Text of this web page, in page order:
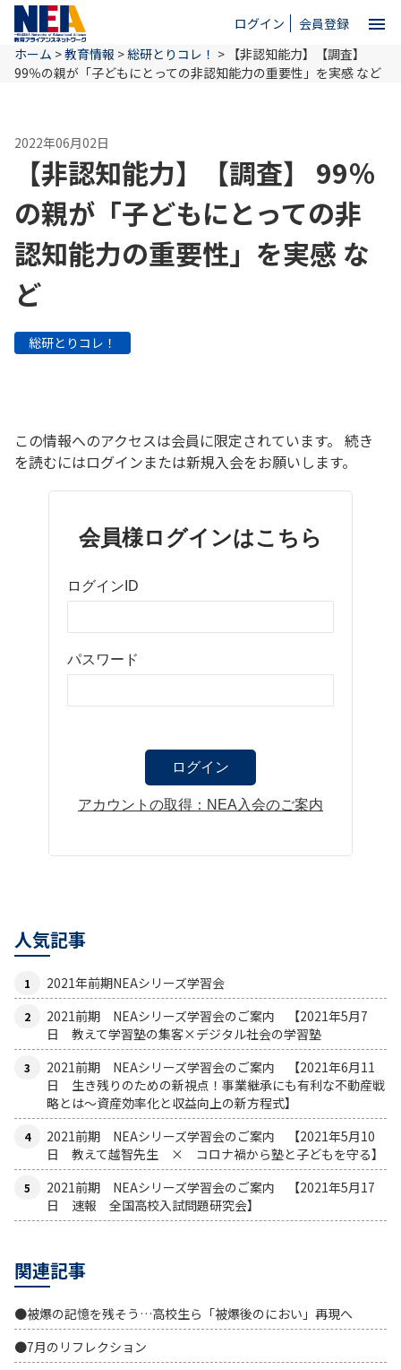
ログイン 会員登録 menu
close
ホーム
NEAとは
教育情報
ホーム >教育情報 >総研とりコレ！ > 【非認知能力】【調査】
99％の親が「子どもにとっての非認知能力の重要性」を実感 など
2022年06月02日
【非認知能力】【調査】 99％
の親が「子どもにとっての非
認知能力の重要性」を実感 な
ど
総研とりコレ！
この情報へのアクセスは会員に限定されています。 続き
を読むにはログインまたは新規入会をお願いします。
会員様ログインはこちら
ログインID
パスワード
アカウントの取得：NEA入会のご案内
人気記事
2021年前期NEAシリーズ学習会
2021前期 NEAシリーズ学習会のご案内 【2021年5月7
日 教えて学習塾の集客×デジタル社会の学習塾
2021前期 NEAシリーズ学習会のご案内 【2021年6月11
日 生き残りのための新視点！事業継承にも有利な不動産戦
略とは〜資産効率化と収益向上の新方程式】
2021前期 NEAシリーズ学習会のご案内 【2021年5月10
日 教えて越智先生 × コロナ禍から塾と子どもを守る】
2021前期 NEAシリーズ学習会のご案内 【2021年5月17
日 速報 全国高校入試問題研究会】
関連記事
●被爆の記憶を残そう…高校生ら「被爆後のにおい」再現へ
●7月のリフレクション